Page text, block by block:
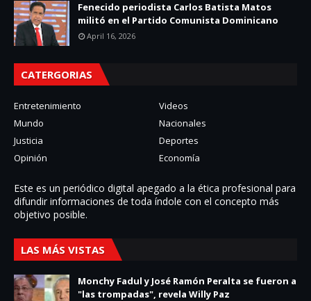
Fenecido periodista Carlos Batista Matos
militó en el Partido Comunista Dominicano
April 16, 2026
CATERGORIAS
Entretenimiento
Videos
Mundo
Nacionales
Justicia
Deportes
Opinión
Economía
Este es un periódico digital apegado a la ética profesional para
difundir informaciones de toda í­ndole con el concepto más
objetivo posible.
LAS MÁS VISTAS
Monchy Fadul y José Ramón Peralta se fueron a
"las trompadas", revela Willy Paz